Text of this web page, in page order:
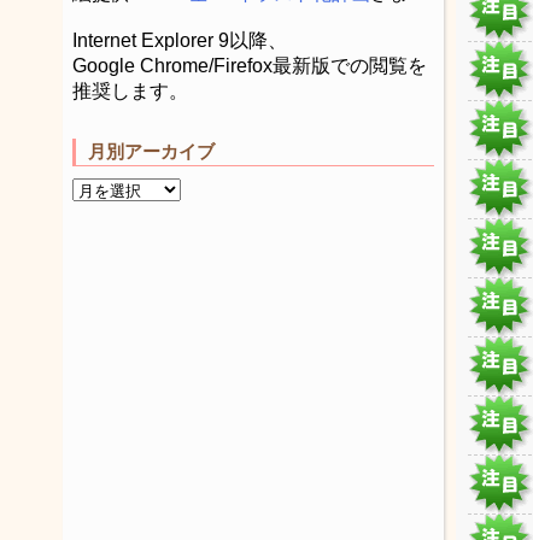
Internet Explorer 9以降、
Google Chrome/Firefox最新版での閲覧を
推奨します。
月別アーカイブ